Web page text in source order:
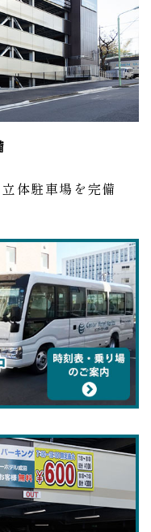
体駐車場を完備